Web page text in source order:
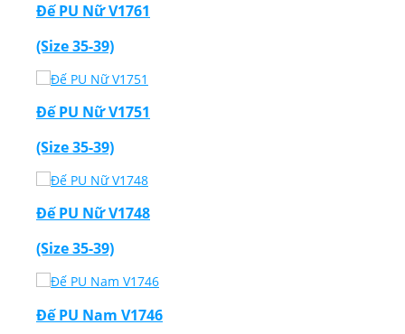
Đế PU Nữ V1761
(Size 35-39)
Đế PU Nữ V1751
(Size 35-39)
Đế PU Nữ V1748
(Size 35-39)
Đế PU Nam V1746